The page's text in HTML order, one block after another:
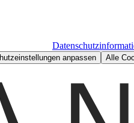
anpassen Alle